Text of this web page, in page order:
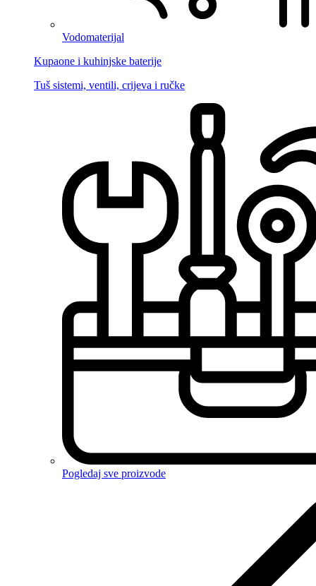
Vodomaterijal
Kupaone i kuhinjske baterije
Tuš sistemi, ventili, crijeva i ručke
Pogledaj sve proizvode